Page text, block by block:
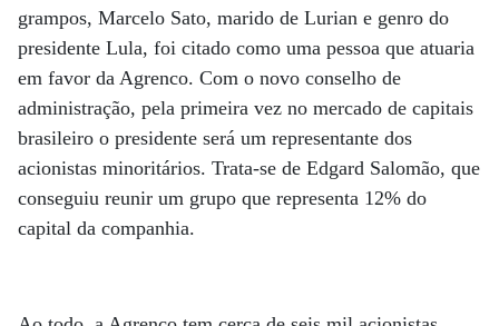
grampos, Marcelo Sato, marido de Lurian e genro do
presidente Lula, foi citado como uma pessoa que atuaria
em favor da Agrenco. Com o novo conselho de
administração, pela primeira vez no mercado de capitais
brasileiro o presidente será um representante dos
acionistas minoritários. Trata-se de Edgard Salomão, que
conseguiu reunir um grupo que representa 12% do
capital da companhia.